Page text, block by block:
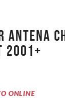
Antena
ONLINE